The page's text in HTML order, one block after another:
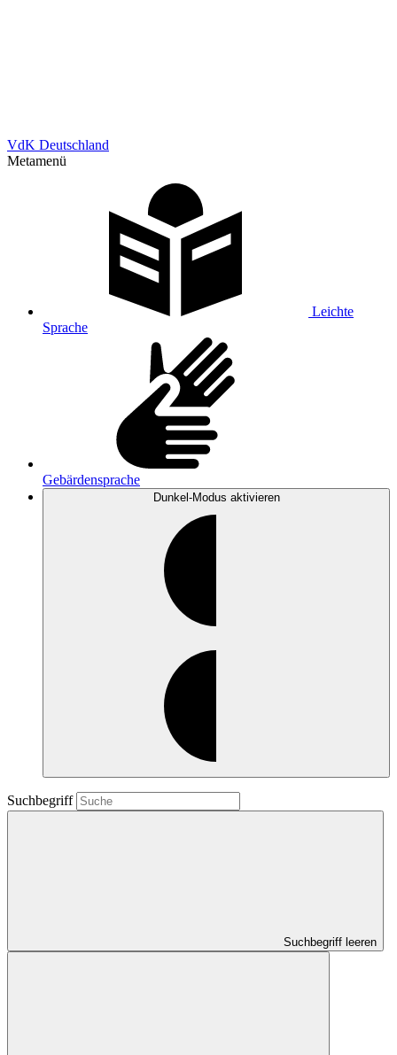
VdK Deutschland
Metamenü
Leichte
Sprache
Gebärdensprache
Dunkel-Modus aktivieren
Suchbegriff
Suchbegriff leeren